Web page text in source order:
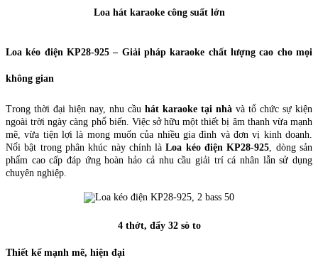
Loa hát karaoke công suất lớn
Loa kéo điện KP28-925 – Giải pháp karaoke chất lượng cao cho mọi
không gian
Trong thời đại hiện nay, nhu cầu hát karaoke tại nhà và tổ chức sự kiện
ngoài trời ngày càng phổ biến. Việc sở hữu một thiết bị âm thanh vừa mạnh
mẽ, vừa tiện lợi là mong muốn của nhiều gia đình và đơn vị kinh doanh.
Nổi bật trong phân khúc này chính làLoa kéo điện KP28-925, dòng sản
phẩm cao cấp đáp ứng hoàn hảo cả nhu cầu giải trí cá nhân lẫn sử dụng
chuyên nghiệp.
4 thớt, đẩy 32 sò to
Thiết kế mạnh mẽ, hiện đại